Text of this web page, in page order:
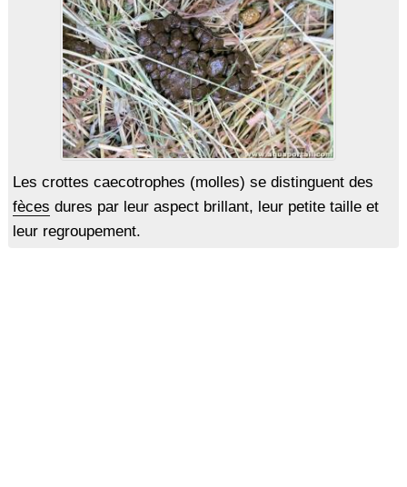
Les crottes caecotrophes (molles) se distinguent des
fèces dures par leur aspect brillant, leur petite taille et
leur regroupement.